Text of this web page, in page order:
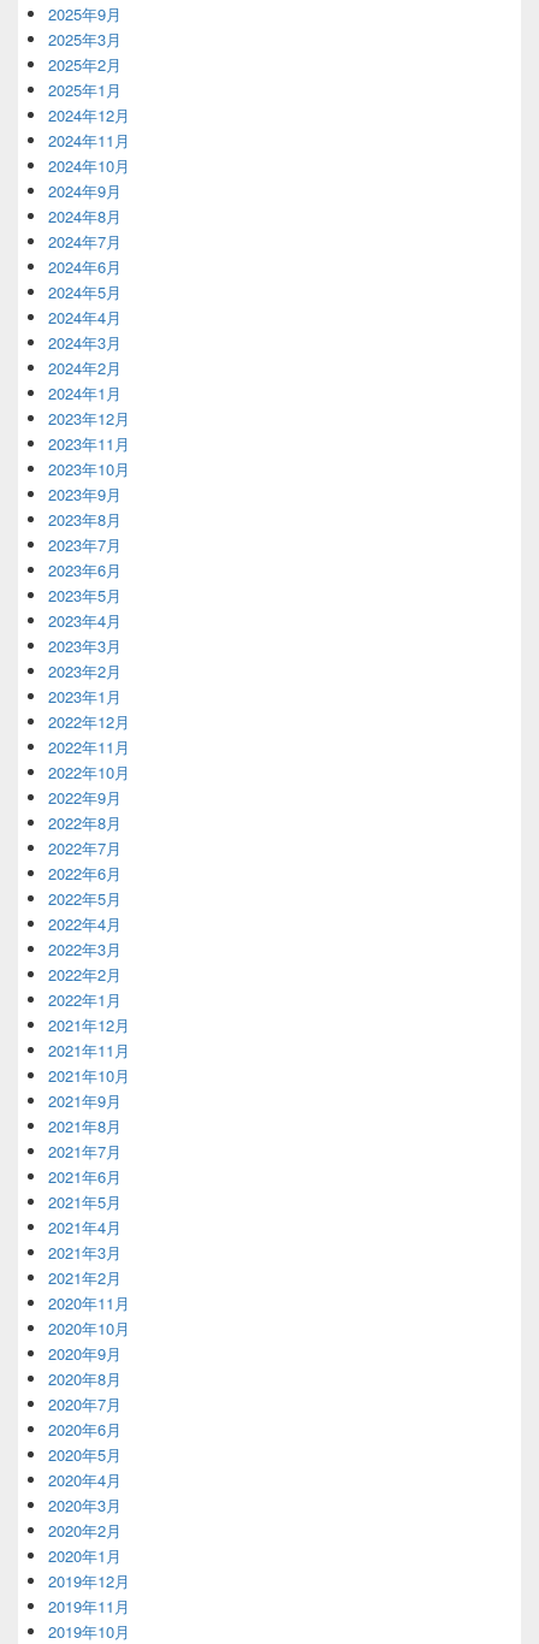
2025年9月
2025年3月
2025年2月
2025年1月
2024年12月
2024年11月
2024年10月
2024年9月
2024年8月
2024年7月
2024年6月
2024年5月
2024年4月
2024年3月
2024年2月
2024年1月
2023年12月
2023年11月
2023年10月
2023年9月
2023年8月
2023年7月
2023年6月
2023年5月
2023年4月
2023年3月
2023年2月
2023年1月
2022年12月
2022年11月
2022年10月
2022年9月
2022年8月
2022年7月
2022年6月
2022年5月
2022年4月
2022年3月
2022年2月
2022年1月
2021年12月
2021年11月
2021年10月
2021年9月
2021年8月
2021年7月
2021年6月
2021年5月
2021年4月
2021年3月
2021年2月
2020年11月
2020年10月
2020年9月
2020年8月
2020年7月
2020年6月
2020年5月
2020年4月
2020年3月
2020年2月
2020年1月
2019年12月
2019年11月
2019年10月